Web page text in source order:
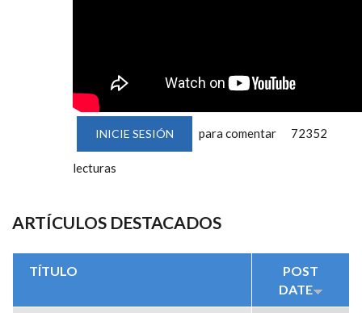
INICIE SESIÓN para comentar 72352
lecturas
ARTÍCULOS DESTACADOS
TÍTULO
POST
DATE